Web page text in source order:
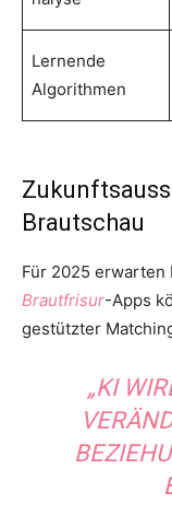
Lernende
Algorithmen
Brautschau
Für 2025
Brautfrisur-Apps
gestützter
„KI